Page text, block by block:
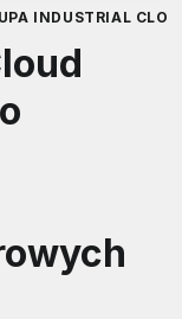
INDUSTRIAL